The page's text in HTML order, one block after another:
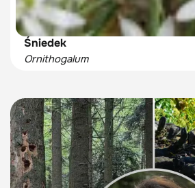
Śniedek
Ornithogalum